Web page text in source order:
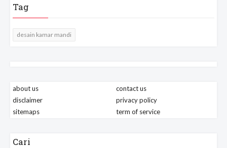
Tag
desain kamar mandi
about us
contact us
disclaimer
privacy policy
sitemaps
term of service
Cari